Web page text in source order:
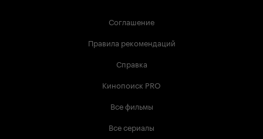
Соглашение
Правила рекомендаций
Справка
Кинопоиск PRO
Все фильмы
Все сериалы